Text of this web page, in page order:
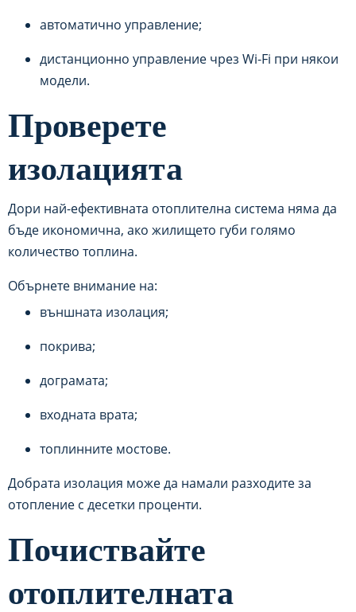
автоматично управление;
дистанционно управление чрез Wi-Fi при някои
модели.
Проверете
изолацията
Дори най-ефективната отоплителна система няма да
бъде икономична, ако жилището губи голямо
количество топлина.
Обърнете внимание на:
външната изолация;
покрива;
дограмата;
входната врата;
топлинните мостове.
Добрата изолация може да намали разходите за
отопление с десетки проценти.
Почиствайте
отоплителната